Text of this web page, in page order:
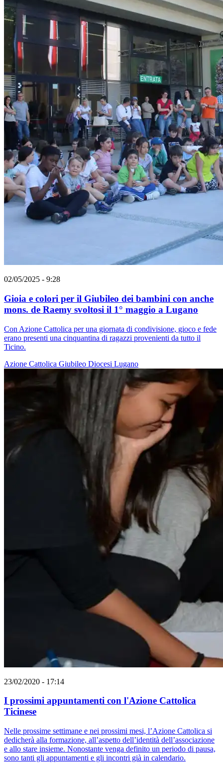
02/05/2025 - 9:28
Gioia e colori per il Giubileo dei bambini con anche
mons. de Raemy svoltosi il 1° maggio a Lugano
Con Azione Cattolica per una giornata di condivisione, gioco e fede
erano presenti una cinquantina di ragazzi provenienti da tutto il
Ticino.
Azione Cattolica Giubileo Diocesi Lugano
23/02/2020 - 17:14
I prossimi appuntamenti con l'Azione Cattolica
Ticinese
Nelle prossime settimane e nei prossimi mesi, l’Azione Cattolica si
dedicherà alla formazione, all’aspetto dell’identità dell’associazione
e allo stare insieme. Nonostante venga definito un periodo di pausa,
sono tanti gli appuntamenti e gli incontri già in calendario.